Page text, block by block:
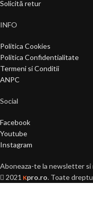
Solicită retur
INFO
Politica Cookies
Politica Confidentialitate
Termeni si Conditii
ANPC
Social
Facebook
Youtube
Instagram
Aboneaza-te la newsletter
2021 Kpro.ro. Toate